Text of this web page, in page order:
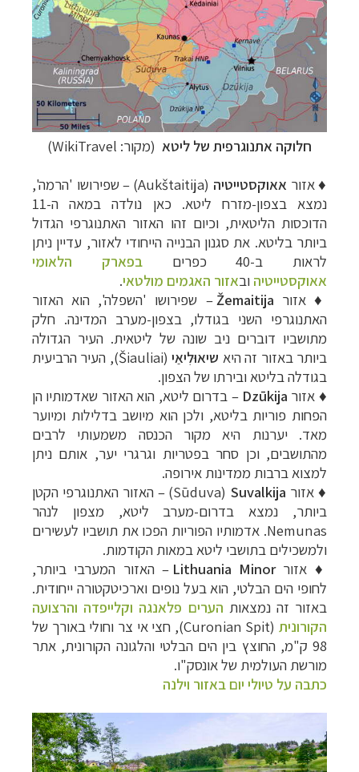
חלוקה אתנוגרפית של ליטא (מקור: WikiTravel)
♦אזור אאוקסטייטיה (
Aukštaitija) – שפירושו 'הרמה',
נמצא בצפון-מזרח ליטא. כאן נולדה במאה ה-11
הדוכסות הליטאית, וכיום זהו האזור האתנוגרפי הגדול
ביותר בליטא. את סגנון הבנייה הייחודי לאזור, עדיין ניתן
לראות ב-40 כפרים
בפארק הלאומי
אאוקסטייטיה ובאזור האגמים מולטאי.
♦ ​אזור Žemaitija– שפירושו 'השפלה', הוא האזור
האתנוגרפי השני בגודלו, בצפון-מערב המדינה. חלק
מתושביו דוברים ניב שונה של ליטאית. העיר הגדולה
ביותר באזור זה היא שיאוּלִיאַי(
Šiauliai), העיר הרביעית
בגודלה בליטא ובירתו של הצפון.
♦ ​אזור Dzūkija – בדרום ליטא, הוא האזור שאדמותיו הן
הפחות פוריות בליטא, ולכן הוא מיושב בדלילות ומיוער
מאד. יערנות היא מקור הכנסה משמעותי לרבים
מהתושבים, וכן סחר בפטריות וגרגרי יער, אותם ניתן
למצוא ברבות ממדינות אירופה.
♦ ​אזור Suvalkija
(
Sūduva) – האזור האתנוגרפי הקטן
ביותר, נמצא בדרום-מערב ליטא, מצפון לנהר
Nemunas. אדמותיו הפוריות הפכו את תושביו לעשירים
ולמשכילים בתושבי ליטא במאות הקודמות.
♦ ​אזורLithuania Minor – האזור המערבי ביותר,
לחופי הים הבלטי, הוא בעל נופים וארכיטקטורה ייחודית.
באזור זה נמצאות הערים פלאנגה וקלייפדה והרצועה
הקורונית (
Curonian Spit), חצי אי צר וחולי באורך של
98 ק"מ, החוצץ בין הים הבלטי והלגונה הקורונית, אתר
מורשת העולמית של אונסק"ו.
כתבה על טיולי יום באזור וילנה